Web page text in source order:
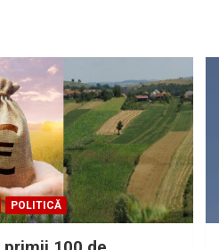
POLITICĂ